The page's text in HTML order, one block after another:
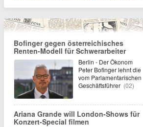
Bofinger gegen österreichisches
Renten-Modell für Schwerarbeiter
Berlin - Der Ökonom
Peter Bofinger lehnt die
vom Parlamentarischen
Geschäftsführer (02)
Ariana Grande will London-Shows für
Konzert-Special filmen